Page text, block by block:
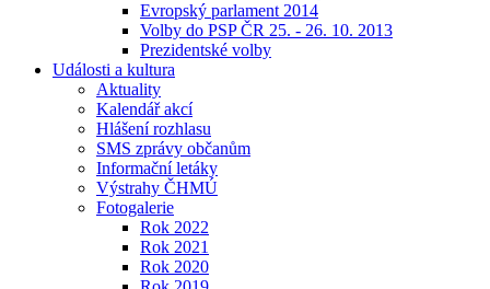
Evropský parlament 2014
Volby do PSP ČR 25. - 26. 10. 2013
Prezidentské volby
Události a kultura
Aktuality
Kalendář akcí
Hlášení rozhlasu
SMS zprávy občanům
Informační letáky
Výstrahy ČHMÚ
Fotogalerie
Rok 2022
Rok 2021
Rok 2020